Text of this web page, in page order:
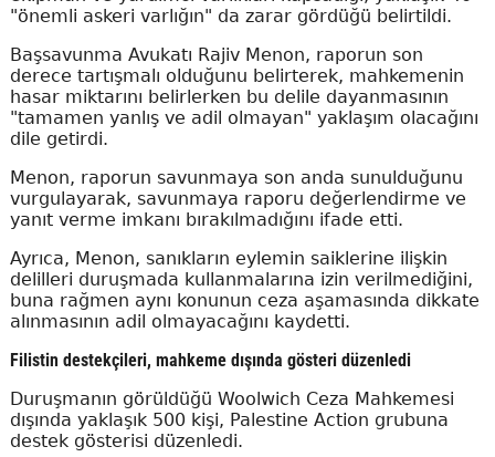
"önemli askeri varlığın" da zarar gördüğü belirtildi.
Başsavunma Avukatı Rajiv Menon, raporun son
derece tartışmalı olduğunu belirterek, mahkemenin
hasar miktarını belirlerken bu delile dayanmasının
"tamamen yanlış ve adil olmayan" yaklaşım olacağını
dile getirdi.
Menon, raporun savunmaya son anda sunulduğunu
vurgulayarak, savunmaya raporu değerlendirme ve
yanıt verme imkanı bırakılmadığını ifade etti.
Ayrıca, Menon, sanıkların eylemin saiklerine ilişkin
delilleri duruşmada kullanmalarına izin verilmediğini,
buna rağmen aynı konunun ceza aşamasında dikkate
alınmasının adil olmayacağını kaydetti.
Filistin destekçileri, mahkeme dışında gösteri düzenledi
Duruşmanın görüldüğü Woolwich Ceza Mahkemesi
dışında yaklaşık 500 kişi, Palestine Action grubuna
destek gösterisi düzenledi.